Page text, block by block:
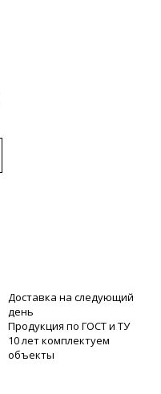
Доставка на следующий
день
Продукция по ГОСТ и ТУ
10 лет комплектуем
объекты